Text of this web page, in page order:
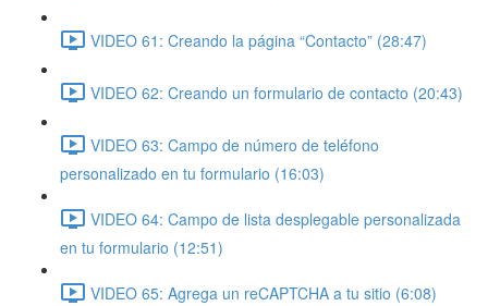
VIDEO 61: Creando la página “Contacto” (28:47)
VIDEO 62: Creando un formulario de contacto (20:43)
VIDEO 63: Campo de número de teléfono
personalizado en tu formulario (16:03)
VIDEO 64: Campo de lista desplegable personalizada
en tu formulario (12:51)
VIDEO 65: Agrega un reCAPTCHA a tu sitio (6:08)